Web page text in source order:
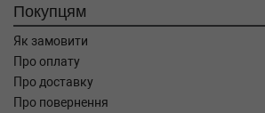
Покупцям
Як замовити
Про оплату
Про доставку
Про повернення